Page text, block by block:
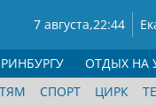
7 августа,22:44
СПОРТ ЦИРК
ОТДЫХ НА